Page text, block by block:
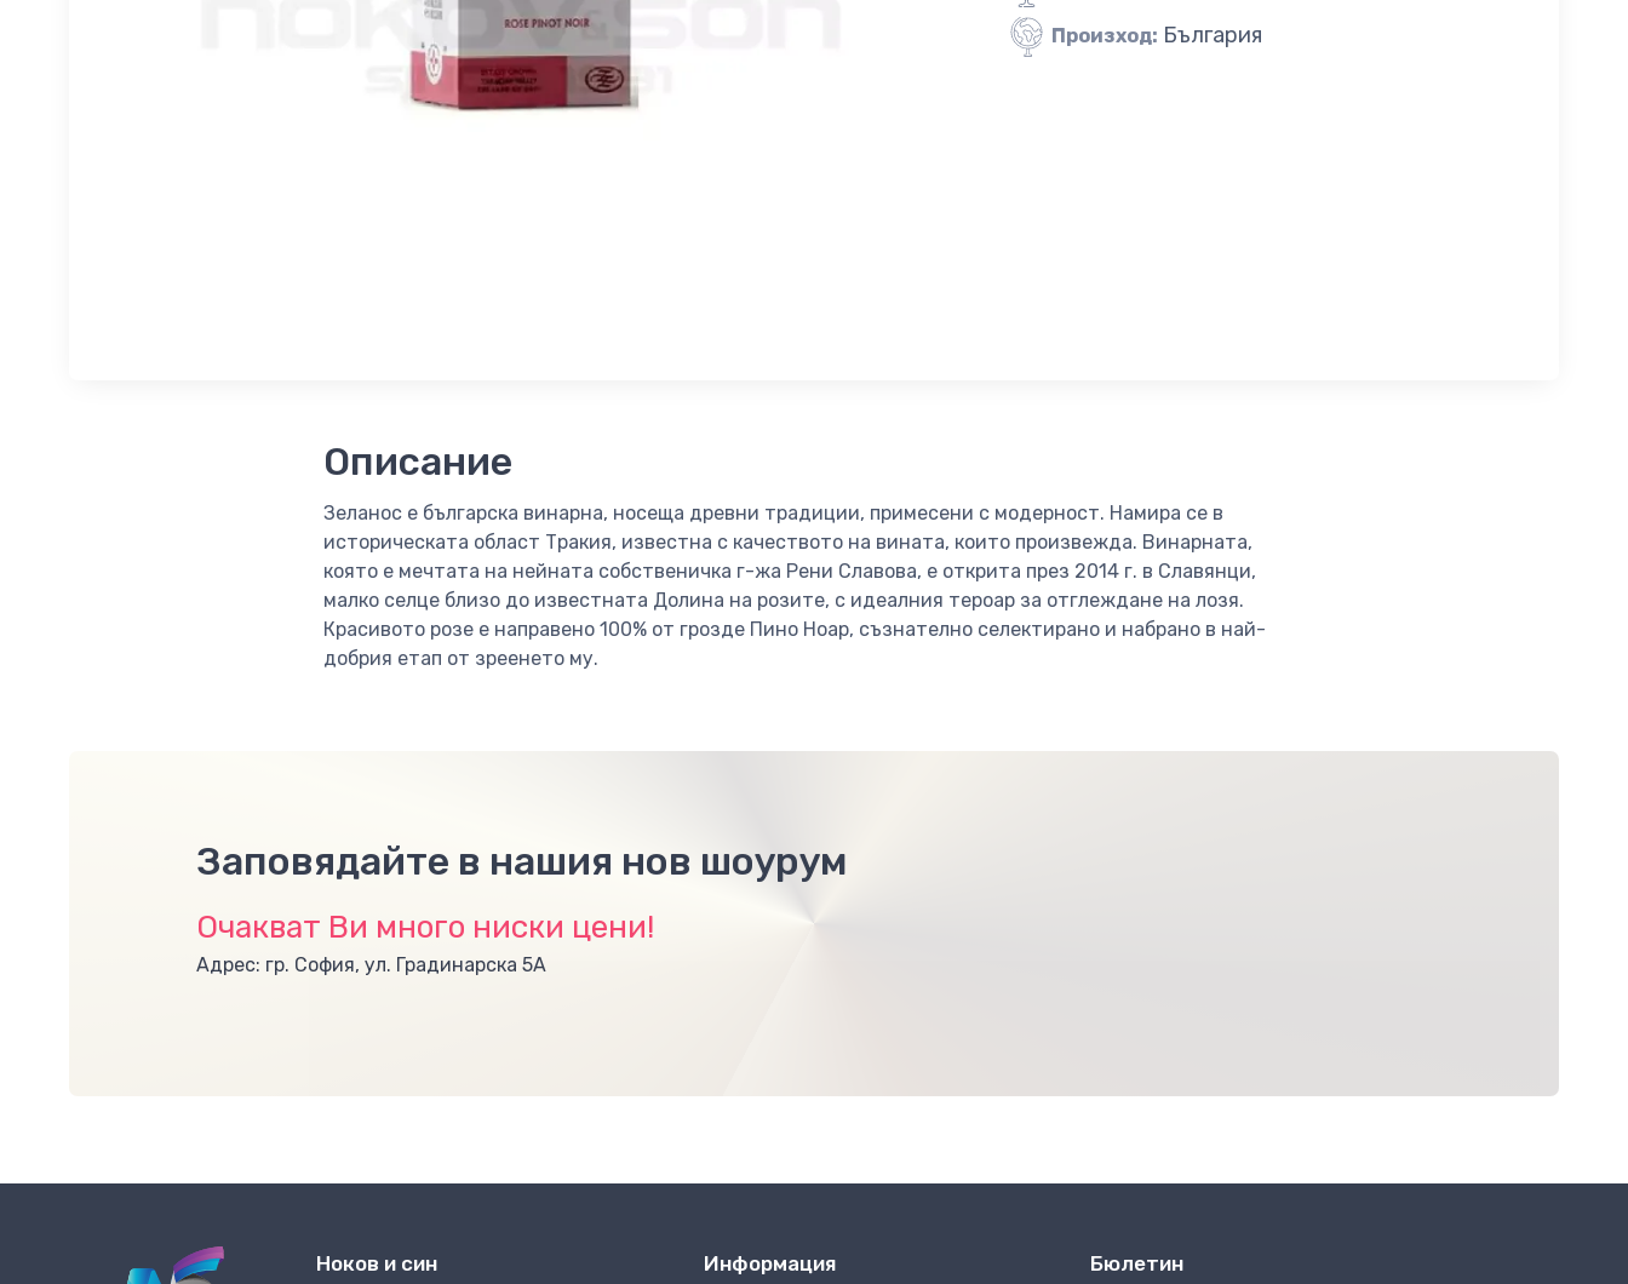
Произход: България
Описание
Зеланос е българска винарна, носеща древни традиции, примесени с модерност. Намира се в
историческата област Тракия, известна с качеството на вината, които произвежда. Винарната,
която е мечтата на нейната собственичка г-жа Рени Славова, е открита през 2014 г. в Славянци,
малко селце близо до известната Долина на розите, с идеалния тероар ​​за отглеждане на лозя.
Красивото розе е направено 100% от грозде Пино Ноар, съзнателно селектирано и набрано в най-
добрия етап от зреенето му.
Заповядайте в нашия нов шоурум
Очакват Ви много ниски цени!
Адрес: гр. София, ул. Градинарска 5А
Ноков и син Информация Бюлетин